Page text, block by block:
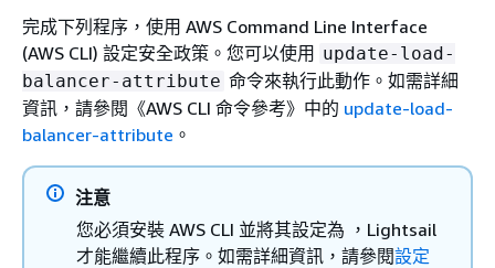
完成下列程序，使用 AWS Command Line Interface
(AWS CLI) 設定安全政策。您可以使用 update-load-
balancer-attribute 命令來執行此動作。如需詳細
資訊，請參閱《AWS CLI 命令參考》 中的 update-load-
balancer-attribute 。
注意
您必須安裝 AWS CLI 並將其設定為 ，Lightsail
才能繼續此程序。如需詳細資訊，請參閱設定